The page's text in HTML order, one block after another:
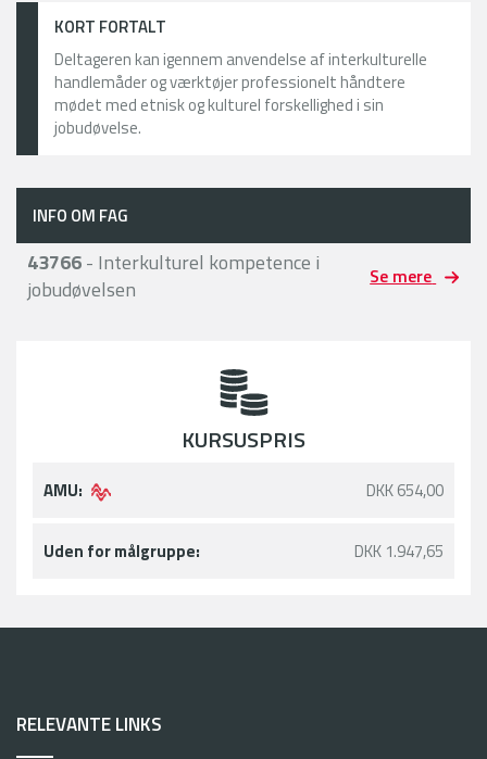
KORT FORTALT
Deltageren kan igennem anvendelse af interkulturelle
handlemåder og værktøjer professionelt håndtere
mødet med etnisk og kulturel forskellighed i sin
jobudøvelse.
INFO OM FAG
43766- Interkulturel kompetence i
jobudøvelsen
Se mere
KURSUSPRIS
AMU: DKK 654,00
Uden for målgruppe: DKK 1.947,65
RELEVANTE LINKS